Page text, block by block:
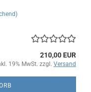
210,00 EUR
19% MwSt. zzgl. Versand